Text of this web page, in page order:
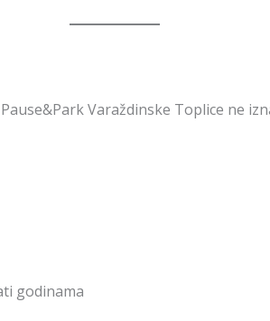
Varaždinske Toplice ne
godinama